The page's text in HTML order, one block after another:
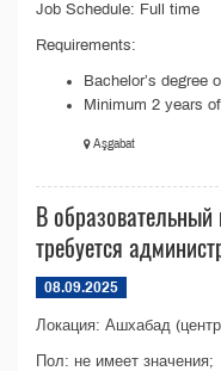
Job Schedule: Full time
Requirements:
Bachelor’s degree
Minimum 2 years
Aşgabat
В
требуется
08.09.2025
Локация: Ашхабад
Пол: не имеет значения;